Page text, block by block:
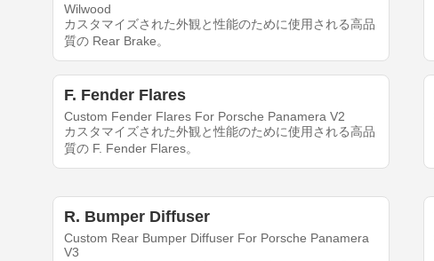
Wilwood
カスタマイズされた外観と性能のために使用される高品
質の Rear Brake。
F. Fender Flares
Custom Fender Flares For Porsche Panamera V2
カスタマイズされた外観と性能のために使用される高品
質の F. Fender Flares。
R. Bumper Diffuser
Custom Rear Bumper Diffuser For Porsche Panamera
V3